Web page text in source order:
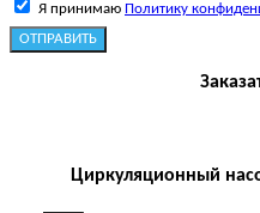
Я принимаю Политику
ОТПРАВИТЬ
Циркуляционный